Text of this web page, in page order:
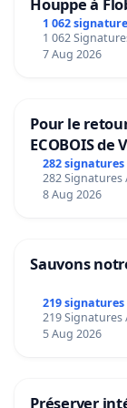
1 062
1 062
7 Aug 2026
Pour le
ECOBOIS de
282 signatures
282 Signatures
8 Aug 2026
Sauvons
219 signatures
219 Signatures
5 Aug 2026
Préserver